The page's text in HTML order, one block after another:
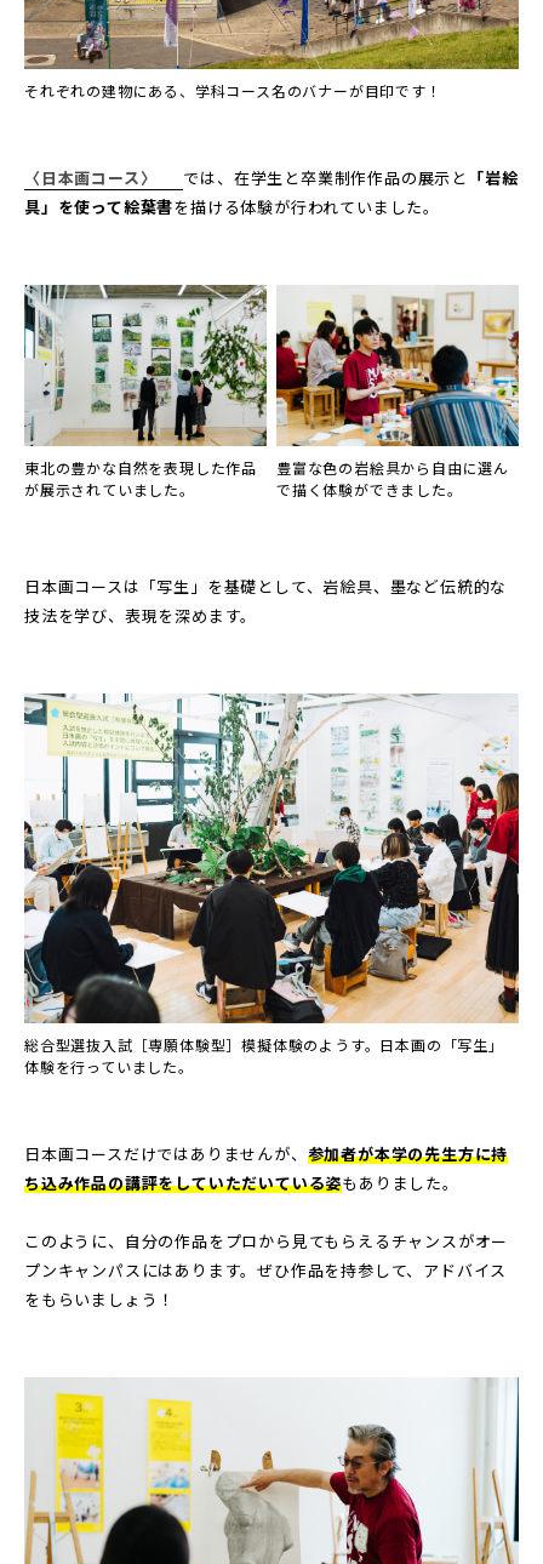
それぞれの建物にある、学科コース名のバナーが目印です！
〈日本画コース〉 では、在学生と卒業制作作品の展示と
「岩絵
具」を使って絵葉書を描ける体験が行われていました。
東北の豊かな自然を表現した作品
が展示されていました。
豊富な色の岩絵具から自由に選ん
で描く体験ができました。
日本画コースは「写生」を基礎として、岩絵具、墨など伝統的な
技法を学び、表現を深めます。
総合型選抜入試［専願体験型］模擬体験のようす。日本画の「写生」
体験を行っていました。
日本画コースだけではありませんが、 参加者が本学の先生方に持
ち込み作品の講評をしていただいている姿もありました。
このように、自分の作品をプロから見てもらえるチャンスがオー
プンキャンパスにはあります。ぜひ作品を持参して、アドバイス
をもらいましょう！